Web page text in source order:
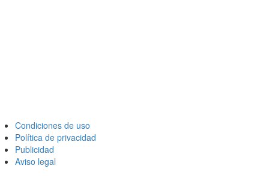
Condiciones de uso
Política de privacidad
Publicidad
Aviso legal